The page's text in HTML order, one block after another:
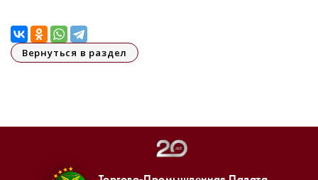
Вернуться в раздел